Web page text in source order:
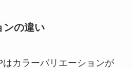
ンの違い
カラーバリエーションが